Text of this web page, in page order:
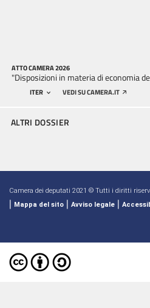
ATTO CAMERA 2026
"Disposizioni in materia di economia
ITER VEDI SU CAMERA.IT
ALTRI DOSSIER
Camera dei deputati 2021 © Tutti i diritti
| Mappa del sito | Avviso legale |